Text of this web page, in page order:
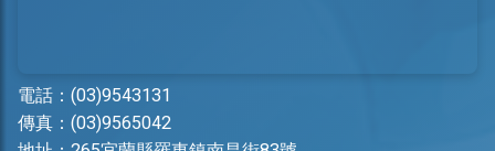
電話： (03)9543131
傳真：(03)9565042